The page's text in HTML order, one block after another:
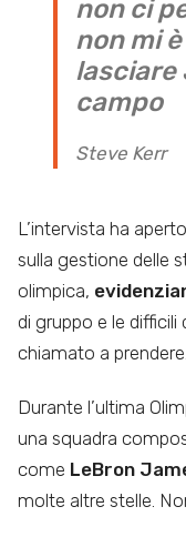
non ci
non mi
lasciare
campo
Steve Kerr
L’intervista ha
sulla gestione delle
olimpica,
di gruppo e le
chiamato a prendere.
Durante l’ultima
una squadra
come LeBron
molte altre stelle.